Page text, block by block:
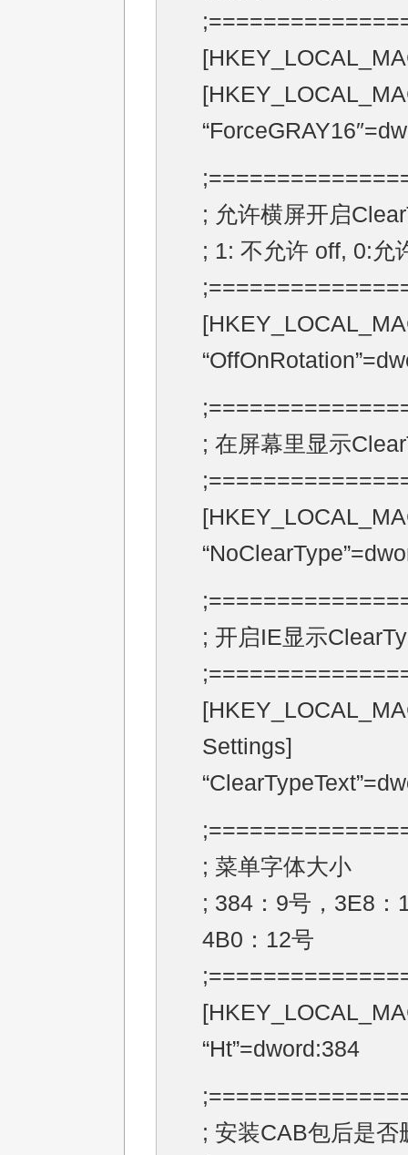
; 允许横屏开启
; 1: 不允许 off, 0:允
; 在屏幕里显示
; 开启IE显示
Settings]
; 菜单字体大小
; 384：9号，3E8：
4B0：12号
“Ht”=dword:384
; 安装CAB包后是否